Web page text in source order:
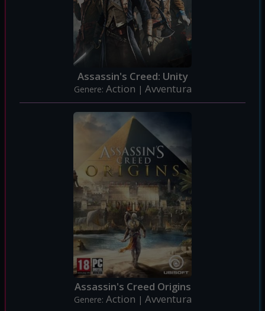
Assassin's Creed: Unity
Genere: Action | Avventura
Assassin's Creed Origins
Genere: Action | Avventura